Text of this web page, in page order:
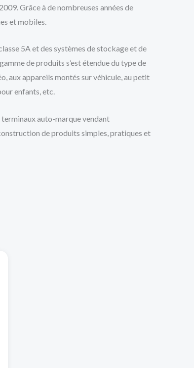
Grâce à de nombreuses années de
et mobiles.
5A et des systèmes de stockage et de
de produits s’est étendue du type de
aux appareils montés sur véhicule, au petit
enfants, etc.
auto-marque vendant
de produits simples, pratiques et